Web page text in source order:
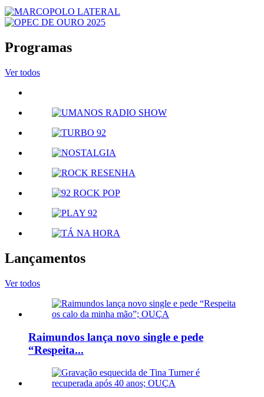
Programas
Ver todos
Lançamentos
Ver todos
Raimundos lança novo single e pede
“Respeita...